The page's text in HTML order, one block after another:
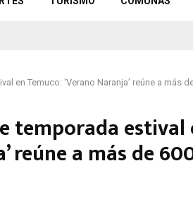
en Temuco: ‘Verano Naranja’ reúne a más
temporada estival
reúne a más de